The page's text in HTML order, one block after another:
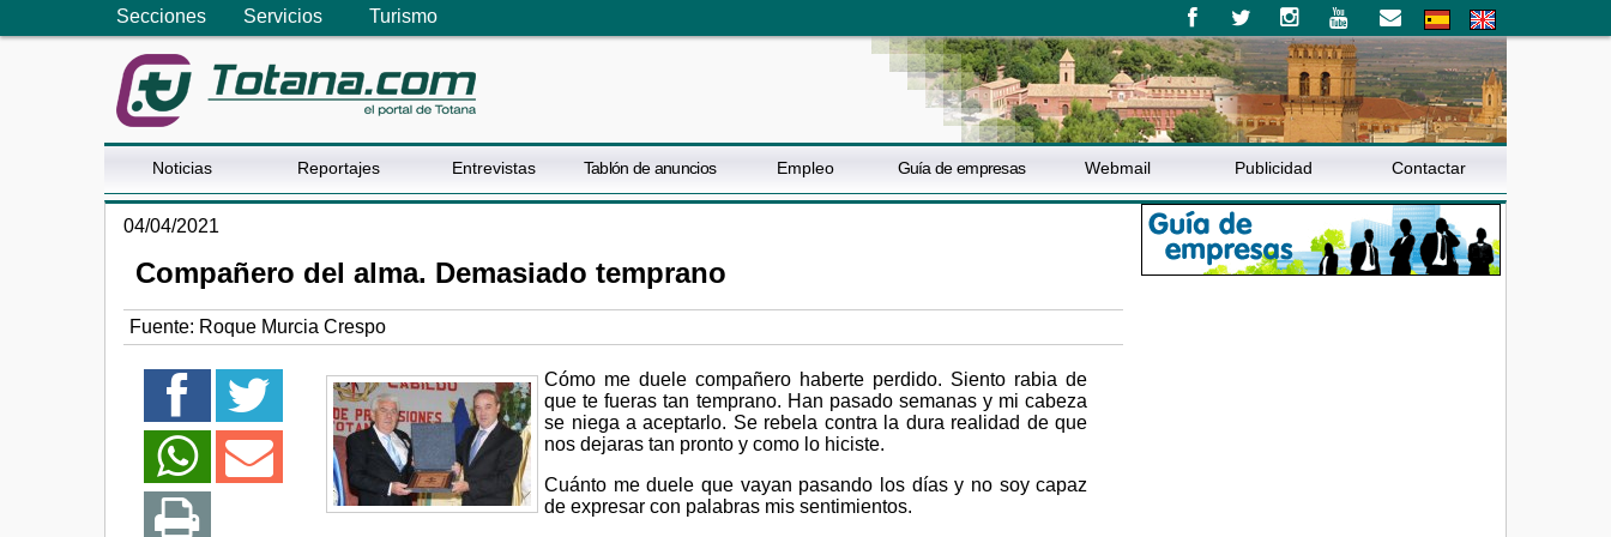
Secciones Servicios Turismo
Noticias Reportajes Entrevistas Tablón de anuncios Empleo Guía de empresas Webmail Publicidad Contactar
04/04/2021
Compañero del alma. Demasiado temprano
Fuente: Roque Murcia Crespo
Cómo me duele compañero haberte perdido. Siento rabia de
que te fueras tan temprano. Han pasado semanas y mi cabeza
se niega a aceptarlo. Se rebela contra la dura realidad de que
nos dejaras tan pronto y como lo hiciste.
Cuánto me duele que vayan pasando los días y no soy capaz
de expresar con palabras mis sentimientos.